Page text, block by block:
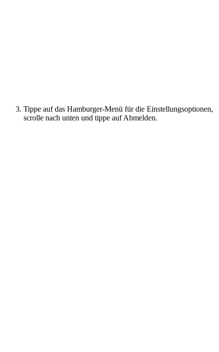
Tippe auf das Hamburger-Menü für die Einstellungsoptionen,
scrolle nach unten und tippe auf Abmelden.